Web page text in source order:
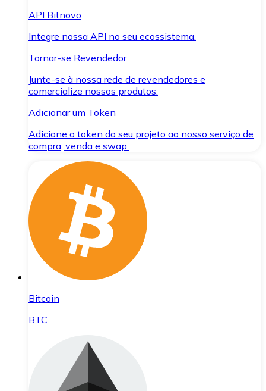
API Bitnovo
Integre nossa API no seu ecossistema.
Tornar-se Revendedor
Junte-se à nossa rede de revendedores e
comercialize nossos produtos.
Adicionar um Token
Adicione o token do seu projeto ao nosso serviço de
compra, venda e swap.
Bitcoin
BTC